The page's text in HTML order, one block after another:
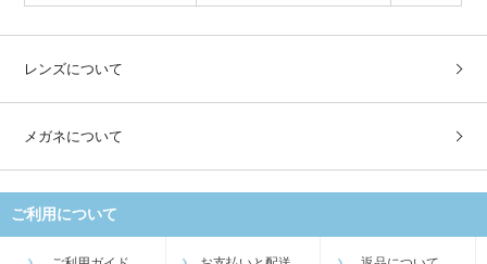
レンズについて
メガネについて
ご利用について